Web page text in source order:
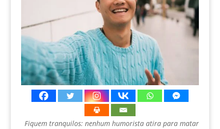
Fiquem tranquilos: nenhum humorista atira para matar